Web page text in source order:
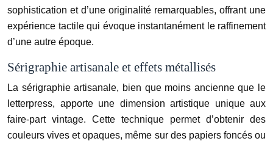
sophistication et d’une originalité remarquables, offrant une
expérience tactile qui évoque instantanément le raffinement
d’une autre époque.
Sérigraphie artisanale et effets métallisés
La sérigraphie artisanale, bien que moins ancienne que le
letterpress, apporte une dimension artistique unique aux
faire-part vintage. Cette technique permet d’obtenir des
couleurs vives et opaques, même sur des papiers foncés ou